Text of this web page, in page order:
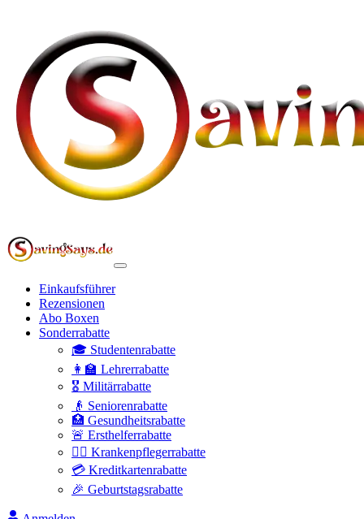
Einkaufsführer
Rezensionen
Abo Boxen
Sonderrabatte
🎓 Studentenrabatte
👩‍🏫 Lehrerrabatte
🎖️ Militärrabatte
👴 Seniorenrabatte
🏥 Gesundheitsrabatte
🚨 Ersthelferrabatte
👩‍⚕️ Krankenpflegerrabatte
💳 Kreditkartenrabatte
🎉 Geburtstagsrabatte